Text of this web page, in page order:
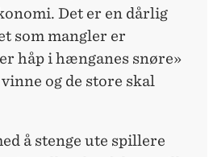
Det er en dårlig
som mangler er
håp i hænganes snøre»
og de store skal
å stenge ute spillere